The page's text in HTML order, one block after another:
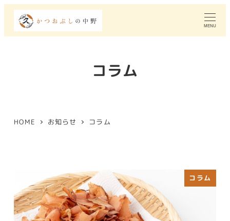
MENU
コラム
HOME お知らせ コラム
コラム